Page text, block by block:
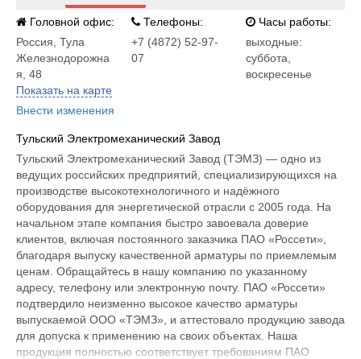
Головной офис:
Россия Тула
Железнодорожна
я, 48
Показать на карте
Внести изменения
Телефоны:
+7 (4872) 52-97-
07
Часы работы:
выходные:
суббота,
воскресенье
Тульский Электромеханический Завод
Тульский Электромеханический Завод (ТЭМЗ) — одно из
ведущих российских предприятий, специализирующихся на
производстве высокотехнологичного и надёжного
оборудования для энергетической отрасли с 2005 года. На
начальном этапе компания быстро завоевала доверие
клиентов, включая постоянного заказчика ПАО «Россети»,
благодаря выпуску качественной арматуры по приемлемым
ценам. Обращайтесь в нашу компанию по указанному
адресу, телефону или электронную почту. ПAO «Россети»
подтвердило неизменно высокое качество арматуры
выпускаемой ООО «ТЭМЗ», и аттестовало продукцию завода
для допуска к применению на своих объектах. Наша
продукция полностью соответствует требованиям ПAO